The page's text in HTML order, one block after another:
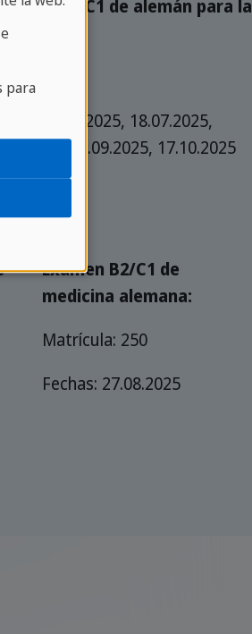
telc C1 de alemán para la
225
20.06.2025, 18.07.2025,
19.09.2025, 17.10.2025
Examen B2/C1 de
medicina alemana:
Matrícula: 250
Fechas: 27.08.2025
para